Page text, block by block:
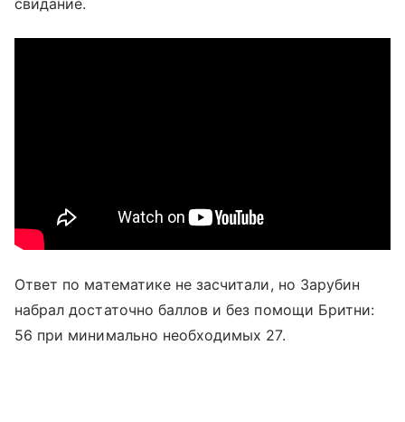
свидание.
Ответ по математике не засчитали, но Зарубин
набрал достаточно баллов и без помощи Бритни:
56 при минимально необходимых 27.